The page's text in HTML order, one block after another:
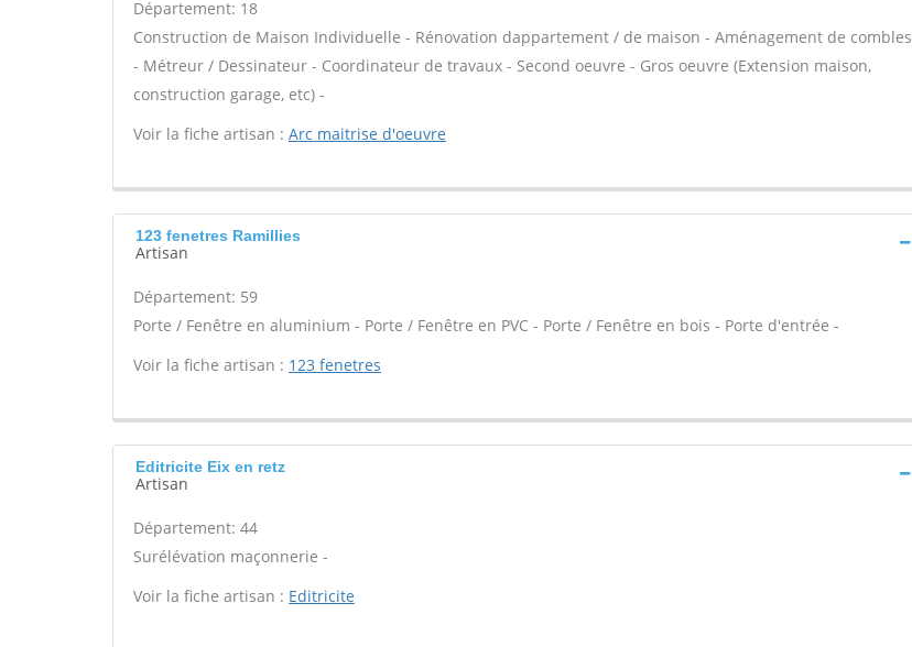
Département: 18
Construction de Maison Individuelle - Rénovation dappartement / de maison - Aménagement de combles
- Métreur / Dessinateur - Coordinateur de travaux - Second oeuvre - Gros oeuvre (Extension maison,
construction garage, etc) -
Voir la fiche artisan : Arc maitrise d'oeuvre
123 fenetres Ramillies
Artisan
Département: 59
Porte / Fenêtre en aluminium - Porte / Fenêtre en PVC - Porte / Fenêtre en bois - Porte d'entrée -
Voir la fiche artisan : 123 fenetres
Editricite Eix en retz
Artisan
Département: 44
Surélévation maçonnerie -
Voir la fiche artisan : Editricite